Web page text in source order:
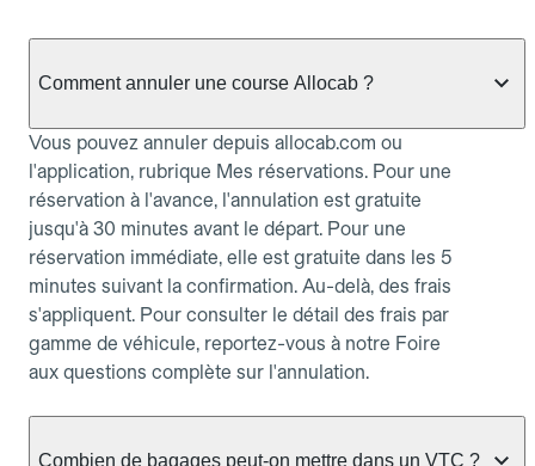
Comment annuler une course Allocab ?
Vous pouvez annuler depuis allocab.com ou
l'application, rubrique Mes réservations. Pour une
réservation à l'avance, l'annulation est gratuite
jusqu'à 30 minutes avant le départ. Pour une
réservation immédiate, elle est gratuite dans les 5
minutes suivant la confirmation. Au-delà, des frais
s'appliquent. Pour consulter le détail des frais par
gamme de véhicule, reportez-vous à notre Foire
aux questions complète sur l'annulation.
Combien de bagages peut-on mettre dans un VTC ?